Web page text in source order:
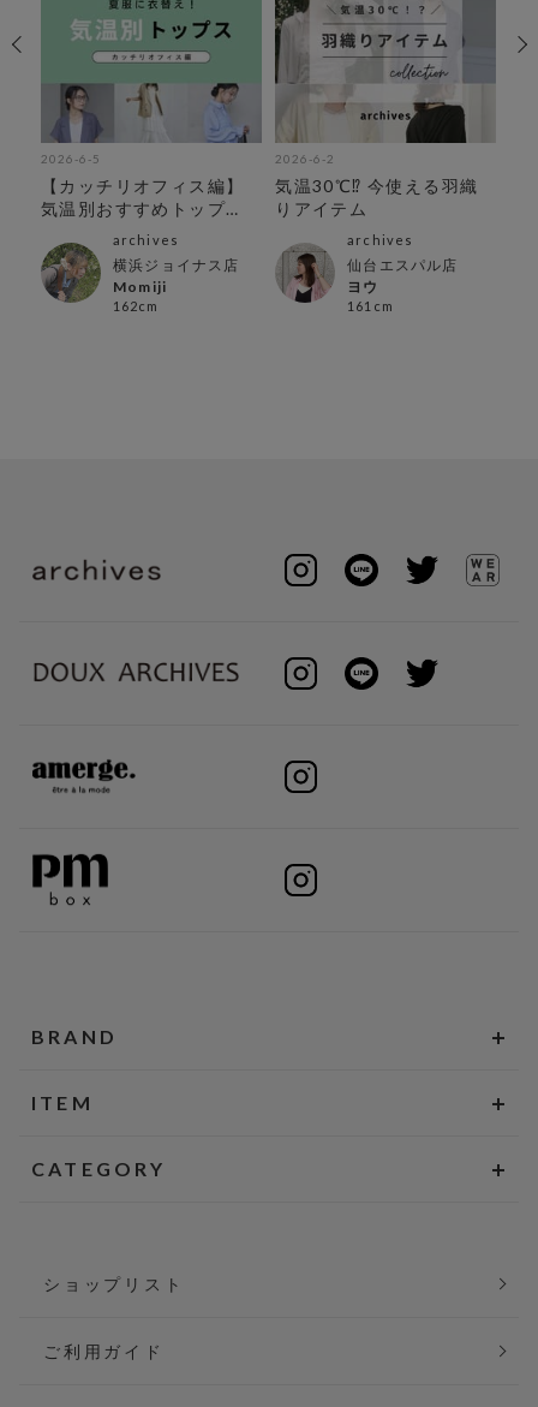
2026-6-5
【カッチリオフィス編】
気温別おすすめトップ
archives
横浜ジョイナス店
Momiji
162cm
2026-6-2
気温30℃⁉︎ 今使える羽織
りアイテム
archives
仙台エスパル店
ヨウ
161cm
BRAND
ITEM
CATEGORY
ショップリスト
ご利用ガイド